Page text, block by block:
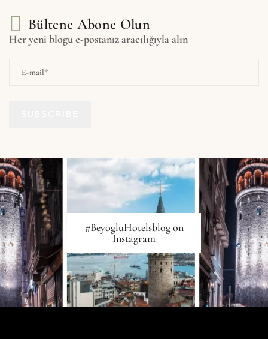
Bültene Abone Olun
Her yeni blogu e-postanız aracılığıyla alın
#BeyogluHotelsblog on
Instagram